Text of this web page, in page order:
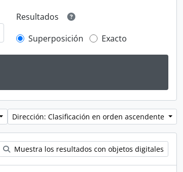
Resultados
Superposición
Exacto
Dirección: Clasificación en orden ascendente
Muestra los resultados con objetos digitales